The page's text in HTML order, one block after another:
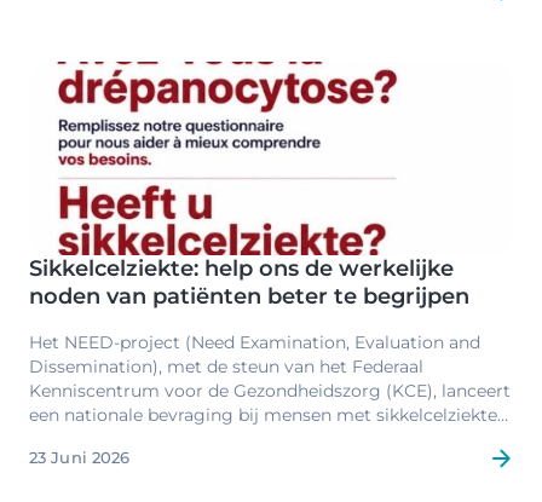
opgespoord. Dankzij nieuwe behandelingen krijgen deze
kinderen nu kansen die vroeger ondenkbaar waren.
Image
Sikkelcelziekte: help ons de werkelijke
noden van patiënten beter te begrijpen
Het NEED-project (Need Examination, Evaluation and
Dissemination), met de steun van het Federaal
Kenniscentrum voor de Gezondheidszorg (KCE), lanceert
een nationale bevraging bij mensen met sikkelcelziekte
23 Juni 2026